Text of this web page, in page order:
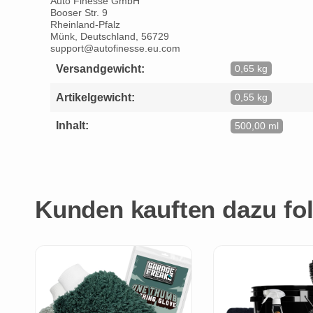
Booser Str. 9
Rheinland-Pfalz
Münk, Deutschland, 56729
support@autofinesse.eu.com
Versandgewicht: 0,65 kg
Artikelgewicht: 0,55 kg
Inhalt: 500,00 ml
Kunden kauften dazu